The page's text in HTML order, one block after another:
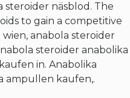
näsblod . The
to gain a competitive
anabola steroider
steroider anabolika
in. Anabolika
ampullen kaufen,.